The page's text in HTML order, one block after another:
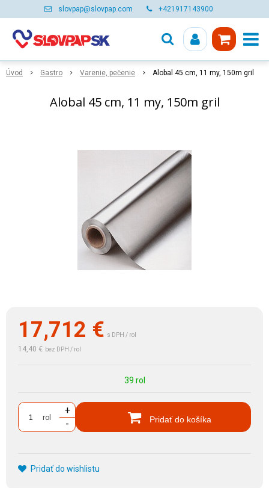
slovpap@slovpap.com +421917143900
Úvod Gastro Varenie, pečenie Alobal 45 cm, 11 my, 150m gril
Alobal 45 cm, 11 my, 150m gril
17,712 € s DPH / rol
14,40 € bez DPH / rol
39 rol
rol
+
-
Pridať do košíka
Pridať do wishlistu